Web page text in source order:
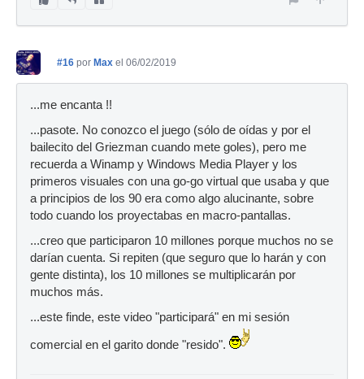
#16 por Max el 06/02/2019
...me encanta !!
...pasote. No conozco el juego (sólo de oídas y por el
bailecito del Griezman cuando mete goles), pero me
recuerda a Winamp y Windows Media Player y los
primeros visuales con una go-go virtual que usaba y que
a principios de los 90 era como algo alucinante, sobre
todo cuando los proyectabas en macro-pantallas.
...creo que participaron 10 millones porque muchos no se
darían cuenta. Si repiten (que seguro que lo harán y con
gente distinta), los 10 millones se multiplicarán por
muchos más.
...este finde, este video "participará" en mi sesión
comercial en el garito donde "resido".